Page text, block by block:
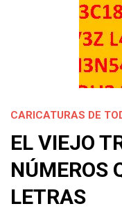
CARICATURAS DE
EL VIEJO
NÚMEROS
LETRAS